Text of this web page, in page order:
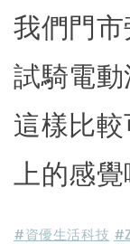
我們門
試騎電
這樣比
上的感
#資優生活科技